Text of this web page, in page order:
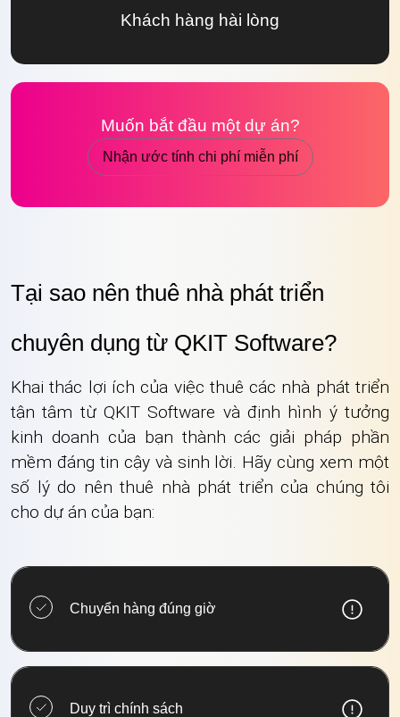
Khách hàng hài lòng
Muốn bắt đầu một dự án?
Nhận ước tính chi phí miễn phí
Tại sao nên thuê nhà phát triển
chuyên dụng từ QKIT Software?
Khai thác lợi ích của việc thuê các nhà phát triển
tận tâm từ QKIT Software và định hình ý tưởng
kinh doanh của bạn thành các giải pháp phần
mềm đáng tin cậy và sinh lời. Hãy cùng xem một
số lý do nên thuê nhà phát triển của chúng tôi
cho dự án của bạn:
Chuyển hàng đúng giờ
Duy trì chính sách